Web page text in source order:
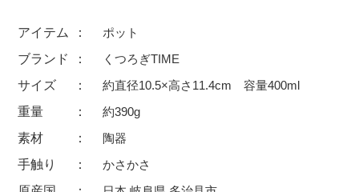
置物
価格
500円未満
500円～
アイテム
ポット
ブランド
くつろぎTIME
サイズ
約直径10.5×高さ11.4cm 容量400ml
重量
約390g
素材
陶器
手触り
かさかさ